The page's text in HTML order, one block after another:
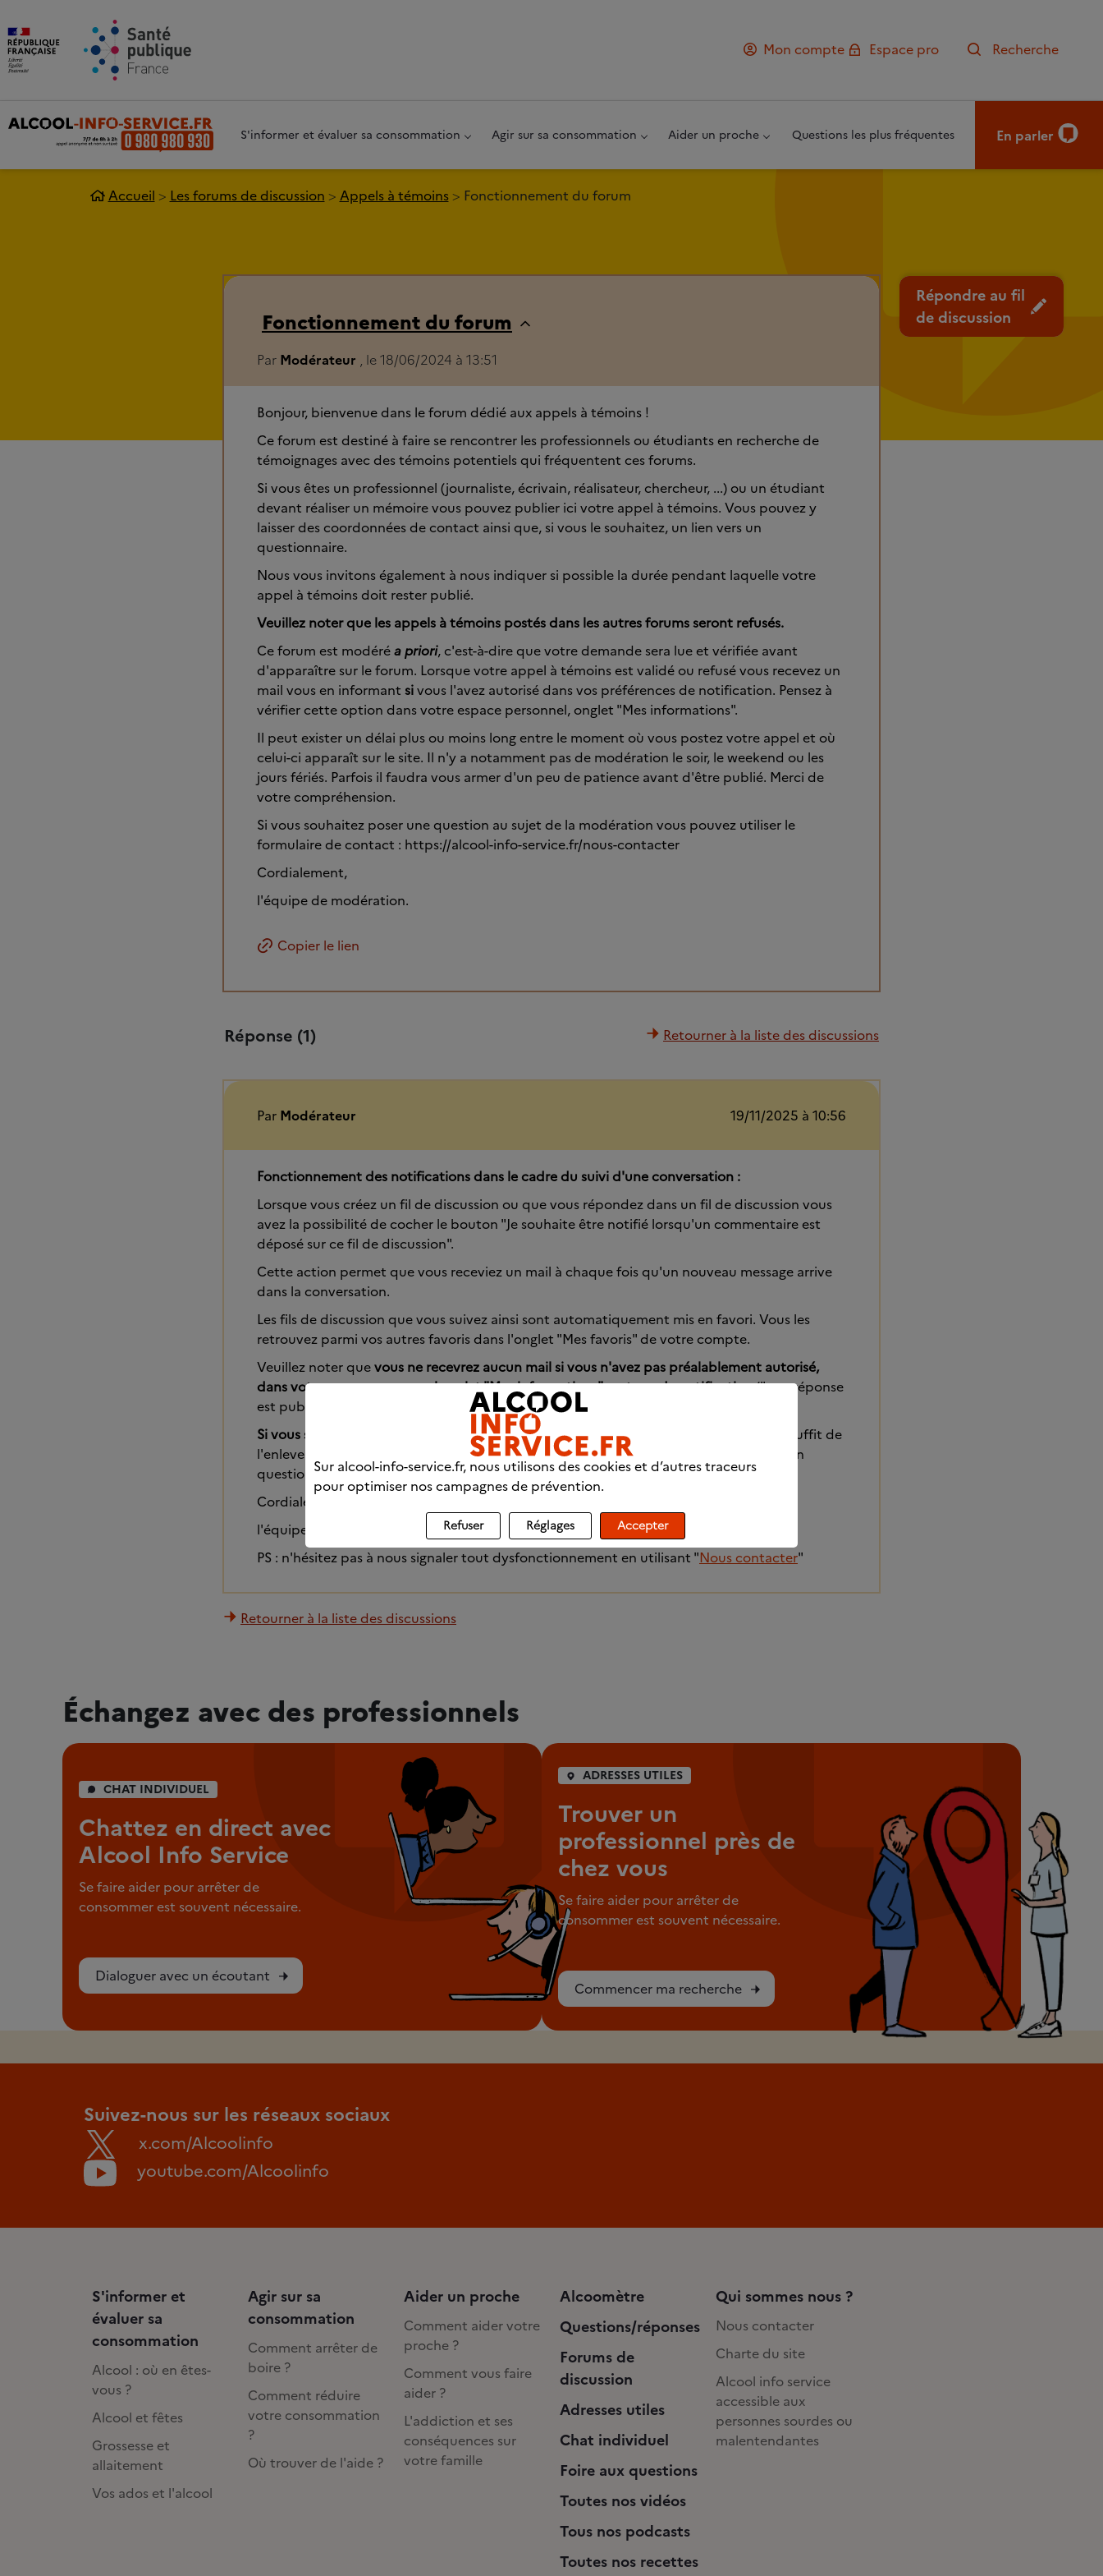
Mon compte
Espace pro Recherche
S'informer et évaluer sa consommation Agir sur sa consommation Aider un proche Questions les plus fréquentes En parler
Accueil Les forums de discussion Appels à témoins Fonctionnement du forum
Répondre au fil
de discussion
Fonctionnement du forum
Par Modérateur , le 18/06/2024 à 13:51
Bonjour, bienvenue dans le forum dédié aux appels à témoins !
Ce forum est destiné à faire se rencontrer les professionnels ou étudiants en recherche de
témoignages avec des témoins potentiels qui fréquentent ces forums.
Si vous êtes un professionnel (journaliste, écrivain, réalisateur, chercheur, ...) ou un étudiant
devant réaliser un mémoire vous pouvez publier ici votre appel à témoins. Vous pouvez y
laisser des coordonnées de contact ainsi que, si vous le souhaitez, un lien vers un
questionnaire.
Nous vous invitons également à nous indiquer si possible la durée pendant laquelle votre
appel à témoins doit rester publié.
Veuillez noter que les appels à témoins postés dans les autres forums seront refusés.
Ce forum est modéréa priori, c'est-à-dire que votre demande sera lue et vérifiée avant
d'apparaître sur le forum. Lorsque votre appel à témoins est validé ou refusé vous recevez un
mail vous en informant sivous l'avez autorisé dans vos préférences de notification. Pensez à
vérifier cette option dans votre espace personnel, onglet "Mes informations".
Il peut exister un délai plus ou moins long entre le moment où vous postez votre appel et où
celui-ci apparaît sur le site. Il n'y a notamment pas de modération le soir, le weekend ou les
jours fériés. Parfois il faudra vous armer d'un peu de patience avant d'être publié. Merci de
votre compréhension.
Si vous souhaitez poser une question au sujet de la modération vous pouvez utiliser le
formulaire de contact : https://alcool-info-service.fr/nous-contacter
Cordialement,
l'équipe de modération.
Copier le lien
Réponse (1) Retourner à la liste des discussions
Par Modérateur 19/11/2025 à 10:56
Fonctionnement des notifications dans le cadre du suivi d'une conversation :
Lorsque vous créez un fil de discussion ou que vous répondez dans un fil de discussion vous
avez la possibilité de cocher le bouton "Je souhaite être notifié lorsqu'un commentaire est
déposé sur ce fil de discussion".
Cette action permet que vous receviez un mail à chaque fois qu'un nouveau message arrive
dans la conversation.
Les fils de discussion que vous suivez ainsi sont automatiquement mis en favori. Vous les
retrouvez parmi vos autres favoris dans l'onglet "Mes favoris" de votre compte.
Veuillez noter quevous ne recevrez aucun mail si vous n'avez pas préalablement autorisé,
dans votre espace personnel onglet "Mes informations", ce type de notification("une réponse
est publiée sur un fil de discussion que je suis").
Si vous souhaitez vous désabonner des notifications pour un fil de discussion
, il vous suffit de
l'enlever de vos favoris : cliquez sur "retirer des favoris" au niveau du fil de discussion en
question.
Cordialement,
l'équipe de modération.
PS : n'hésitez pas à nous signaler tout dysfonctionnement en utilisant "Nous contacter"
Retourner à la liste des discussions
Échangez avec des professionnels
CHAT INDIVIDUEL
Chattez en direct avec
Alcool Info Service
Se faire aider pour arrêter de
consommer est souvent nécessaire.
Dialoguer avec un écoutant
ADRESSES UTILES
Trouver un
professionnel près de
chez vous
Se faire aider pour arrêter de
consommer est souvent nécessaire.
Commencer ma recherche
Suivez-nous sur les réseaux sociaux
x.com/Alcoolinfo
youtube.com/Alcoolinfo
S'informer et
évaluer sa
consommation
Alcool : où en êtes-
vous ?
Alcool et fêtes
Grossesse et
allaitement
Vos ados et l'alcool
Agir sur sa
consommation
Comment arrêter de
boire ?
Comment réduire
votre consommation
?
Où trouver de l'aide ?
Aider un proche
Comment aider votre
proche ?
Comment vous faire
aider ?
L'addiction et ses
conséquences sur
votre famille
Alcoomètre
Questions/réponses
Forums de
discussion
Adresses utiles
Chat individuel
Foire aux questions
Toutes nos vidéos
Tous nos podcasts
Toutes nos recettes
Qui sommes nous ?
Nous contacter
Charte du site
Alcool info service
accessible aux
personnes sourdes ou
malentendantes
Sur alcool-info-service.fr, nous utilisons des cookies et d’autres traceurs
pour optimiser nos campagnes de prévention.
Refuser Réglages Accepter